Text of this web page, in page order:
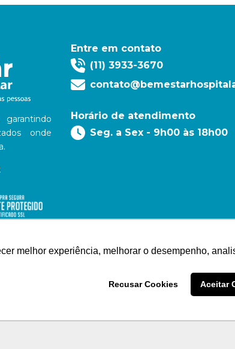
melhor experiência, melhorar o desempenho,
Recusar Cookies Aceitar
onde
Entre em contato
(11) 3933-3670
Horário de atendimento
Seg. a Sex - 9h00 às 18h00